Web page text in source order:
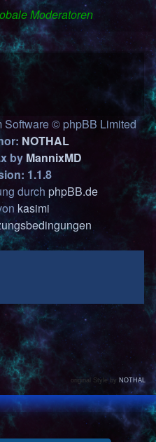
Moderatoren
Software © phpBB Limited
NOTHAL
by MannixMD
1.1.8
durch phpBB.de
kasimi
original Style by NOTHAL